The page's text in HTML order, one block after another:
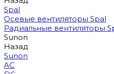
Spal
Осевые вентиляторы Spal
Радиальные вентиляторы
Sunon
Назад
Sunon
AC